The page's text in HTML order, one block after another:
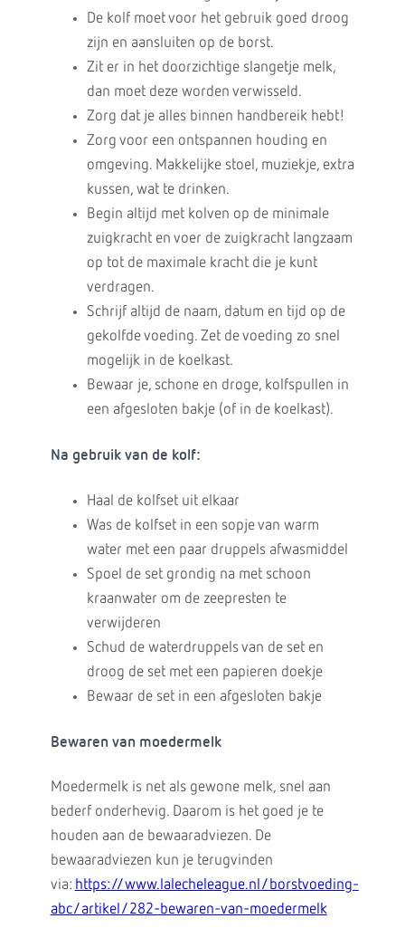
De kolf moet voor het gebruik goed droog
zijn en aansluiten op de borst.
Zit er in het doorzichtige slangetje melk,
dan moet deze worden verwisseld.
Zorg dat je alles binnen handbereik hebt!
Zorg voor een ontspannen houding en
omgeving. Makkelijke stoel, muziekje, extra
kussen, wat te drinken.
Begin altijd met kolven op de minimale
zuigkracht en voer de zuigkracht langzaam
op tot de maximale kracht die je kunt
verdragen.
Schrijf altijd de naam, datum en tijd op de
gekolfde voeding. Zet de voeding zo snel
mogelijk in de koelkast.
Bewaar je, schone en droge, kolfspullen in
een afgesloten bakje (of in de koelkast).
Na gebruik van de kolf:
Haal de kolfset uit elkaar
Was de kolfset in een sopje van warm
water met een paar druppels afwasmiddel
Spoel de set grondig na met schoon
kraanwater om de zeepresten te
verwijderen
Schud de waterdruppels van de set en
droog de set met een papieren doekje
Bewaar de set in een afgesloten bakje
Bewaren van moedermelk
Moedermelk is net als gewone melk, snel aan
bederf onderhevig. Daarom is het goed je te
houden aan de bewaaradviezen. De
bewaaradviezen kun je terugvinden
via: https://www.lalecheleague.nl/borstvoeding-
abc/artikel/282-bewaren-van-moedermelk